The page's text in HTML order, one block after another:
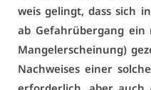
weis ge­lingt, dass sich
ab Ge­fahr­über­gang ein
Man­gel­er­schei­nung)
Nach­wei­ses ei­ner